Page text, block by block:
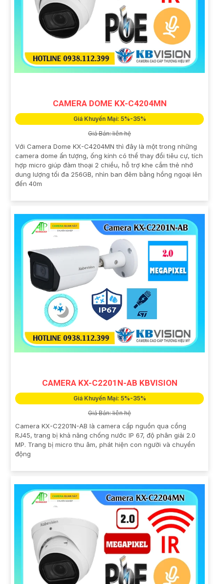
CAMERA DOME KX-C4204MN
Giá Khuyến Mại: 5%-35%
Giá Bán: liên hệ
Với Camera Dome KX-C4204MN thì đây là một trong những
camera dome ấn tượng, ống kính có thể thay đổi tiêu cự, tích
hợp micro giúp đàm thoại 2 chiều, hỗ trợ khe cắm thẻ nhớ
dung lượng tối đa 256GB, nhìn ban đêm bằng hồng ngoại lên
đến 40m
CAMERA KX-C2201N-AB KBVISION
Giá Khuyến Mại: 5%-35%
Giá Bán: liên hệ
Camera KX-C2201N-AB là camera cấp nguồn qua cổng
RJ45, trang bị khả năng chống nước IP 67, độ phân giải 2.0
MP. Trang bị micro thu âm, phát hiện con người và chuyển
động